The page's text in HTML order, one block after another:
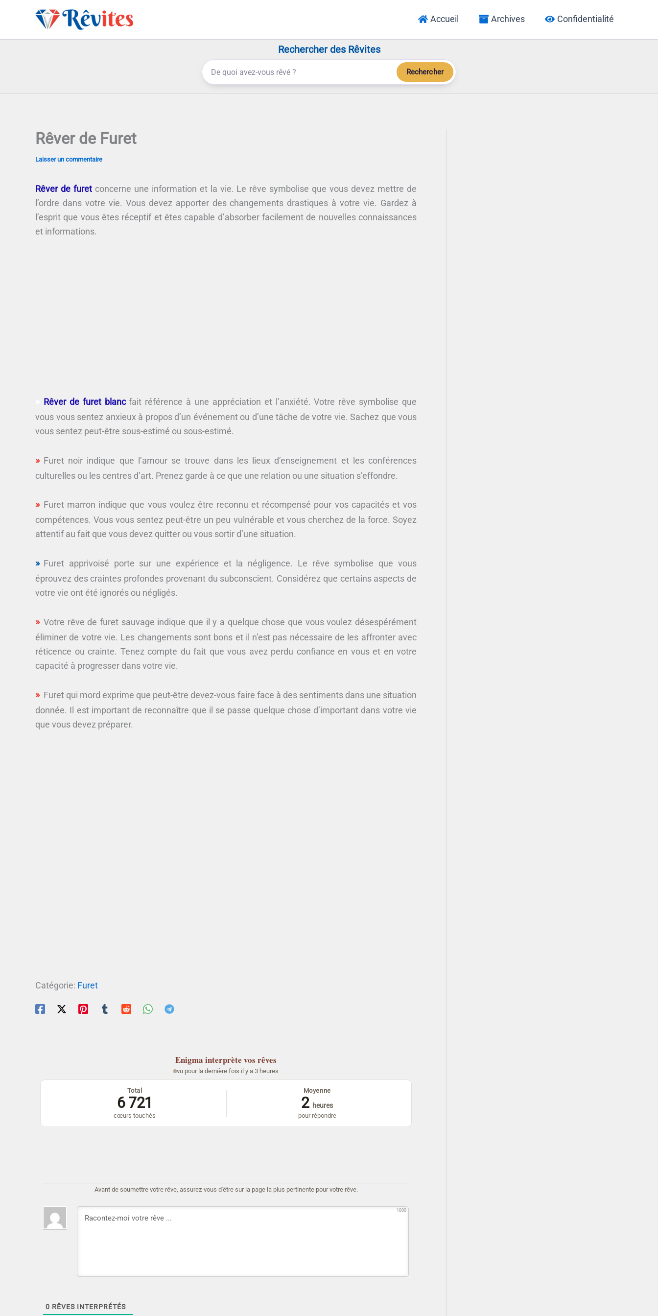
Accueil Archives Confidentialité
Rechercher des Rêvites
Rechercher
Rêver de Furet
Laisser un commentaire
Rêver de furetconcerne une information et la vie. Le rêve symbolise que vous devez mettre de
l’ordre dans votre vie. Vous devez apporter des changements drastiques à votre vie. Gardez à
l’esprit que vous êtes réceptif et êtes capable d’absorber facilement de nouvelles connaissances
et informations.
Rêver de furet blancfait référence à une appréciation et l’anxiété. Votre rêve symbolise que
vous vous sentez anxieux à propos d’un événement ou d’une tâche de votre vie. Sachez que vous
vous sentez peut-être sous-estimé ou sous-estimé.
Furet noir indique que l’amour se trouve dans les lieux d’enseignement et les conférences
culturelles ou les centres d’art. Prenez garde à ce que une relation ou une situation s’effondre.
Furet marron indique que vous voulez être reconnu et récompensé pour vos capacités et vos
compétences. Vous vous sentez peut-être un peu vulnérable et vous cherchez de la force. Soyez
attentif au fait que vous devez quitter ou vous sortir d’une situation.
Furet apprivoisé porte sur une expérience et la négligence. Le rêve symbolise que vous
éprouvez des craintes profondes provenant du subconscient. Considérez que certains aspects de
votre vie ont été ignorés ou négligés.
Votre rêve de furet sauvage indique que il y a quelque chose que vous voulez désespérément
éliminer de votre vie. Les changements sont bons et il n’est pas nécessaire de les affronter avec
réticence ou crainte. Tenez compte du fait que vous avez perdu confiance en vous et en votre
capacité à progresser dans votre vie.
Furet qui mord exprime que peut-être devez-vous faire face à des sentiments dans une situation
donnée. Il est important de reconnaître que il se passe quelque chose d’important dans votre vie
que vous devez préparer.
Catégorie: Furet
Enigma interprète vos rêves
vu pour la dernière fois il y a 3 heures
Total
6 721
cœurs touchés
Moyenne
2 heures
pour répondre
Avant de soumettre votre rêve, assurez-vous d'être sur la page la plus pertinente pour votre rêve.
1000
0 RÊVES INTERPRÉTÉS